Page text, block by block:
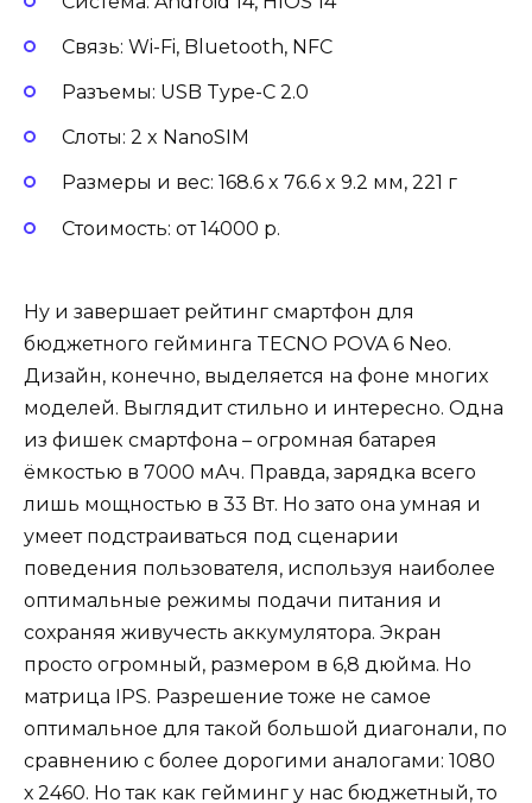
Связь: Wi-Fi, Bluetooth, NFC
Разъемы: USB Type-C 2.0
Слоты: 2 x NanoSIM
Размеры и вес: 168.6 x 76.6 x 9.2 мм, 221 г
Стоимость: от 14000 р.
Ну и завершает рейтинг смартфон для
бюджетного гейминга TECNO POVA 6 Neo.
Дизайн, конечно, выделяется на фоне многих
моделей. Выглядит стильно и интересно. Одна
из фишек смартфона – огромная батарея
ёмкостью в 7000 мАч. Правда, зарядка всего
лишь мощностью в 33 Вт. Но зато она умная и
умеет подстраиваться под сценарии
поведения пользователя, используя наиболее
оптимальные режимы подачи питания и
сохраняя живучесть аккумулятора. Экран
просто огромный, размером в 6,8 дюйма. Но
матрица IPS. Разрешение тоже не самое
оптимальное для такой большой диагонали, по
сравнению с более дорогими аналогами: 1080
х 2460. Но так как гейминг у нас бюджетный, то